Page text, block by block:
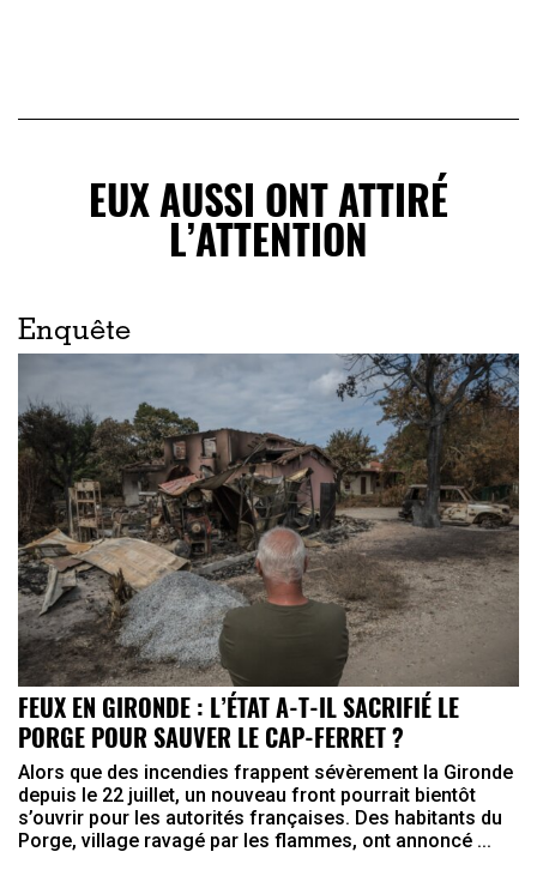
EUX AUSSI ONT ATTIRÉ
L’ATTENTION
Enquête
FEUX EN GIRONDE : L’ÉTAT A-T-IL SACRIFIÉ LE
PORGE POUR SAUVER LE CAP-FERRET ?
Alors que des incendies frappent sévèrement la Gironde
depuis le 22 juillet, un nouveau front pourrait bientôt
s’ouvrir pour les autorités françaises. Des habitants du
Porge, village ravagé par les flammes, ont annoncé ...